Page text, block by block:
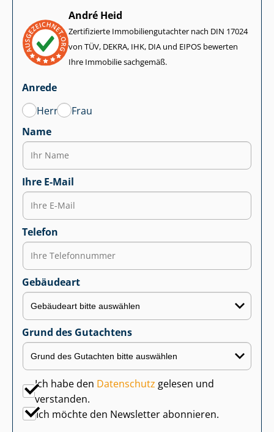
André Heid
Zertifizierte Im­mo­bi­li­en­gut­ach­ter nach DIN 17024
von TÜV, DEKRA, IHK, DIA und EIPOS bewerten
Ihre Immobilie sachgemäß.
Anrede
Herr
Frau
Name
Ihre E-Mail
Telefon
Gebäudeart
Grund des Gutachtens
Ich habe den Datenschutz gelesen und
verstanden.
Ich möchte den Newsletter abonnieren.